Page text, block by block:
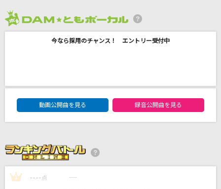
超ときめき宣伝部(ときめき宣伝部)
ロミオとシンデレラ
Orangestar
[生音]ずっと、ふたりで
今なら採用のチャンス！ エントリー受付中
DAM★ともボーカルエントリーランキング
動画公開曲を見る
録音公開曲を見る
1 ---- 点 ----